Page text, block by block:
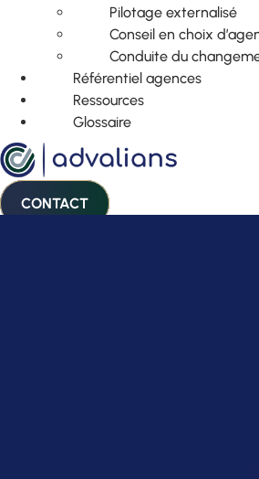
Pilotage externalisé
Conseil en choix
Conduite du
Référentiel agences
Ressources
Glossaire
CONTACT